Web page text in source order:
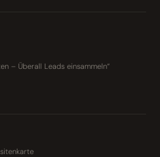
– Überall Leads einsammeln“